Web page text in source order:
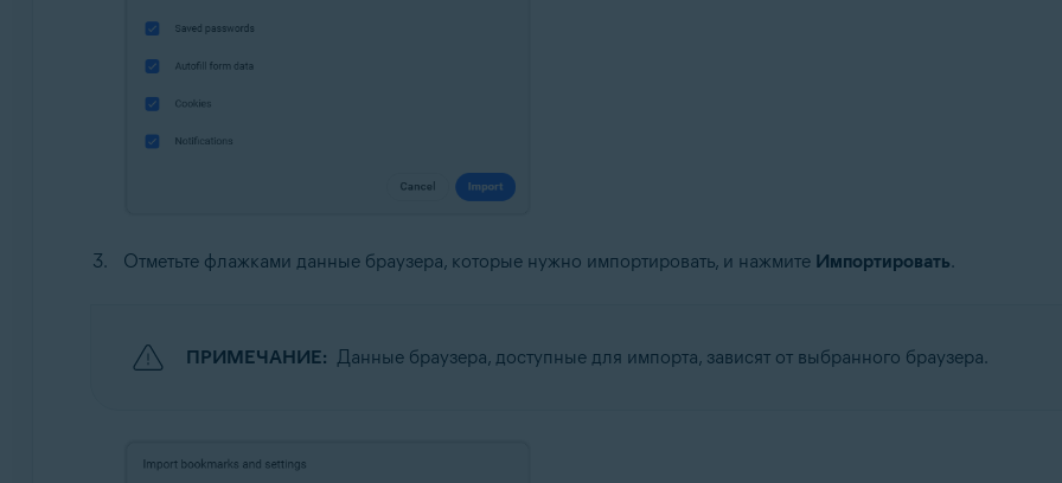
Отметьте флажками данные браузера, которые нужно импортировать, и нажмите Импортировать.
ПРИМЕЧАНИЕ: Данные браузера, доступные для импорта, зависят от выбранного браузера.